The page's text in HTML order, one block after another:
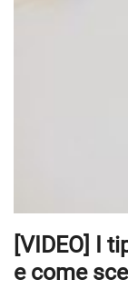
[VIDEO] I
e come